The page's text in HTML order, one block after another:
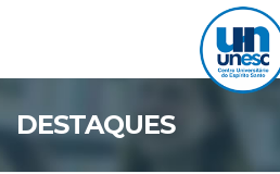
DESTAQUES